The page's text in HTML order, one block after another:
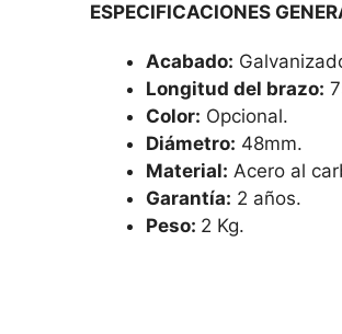
ESPECIFICACIONES
Acabado:
Longitud del brazo:
Color: Opcional.
Diámetro: 48mm.
Material: Acero al
Garantía: 2 años.
Peso: 2 Kg.